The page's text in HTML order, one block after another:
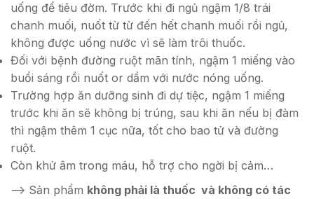
uống để tiêu đờm. Trước khi đi ngủ ngậm 1/8 trái
chanh muối, nuốt từ từ đến hết chanh muối rồi ngủ,
không được uống nước vì sẽ làm trôi thuốc.
Đối với bệnh đường ruột mãn tính, ngậm 1 miếng vào
buổi sáng rồi nuốt or dầm với nước nóng uống.
Trường hợp ăn dưỡng sinh đi dự tiệc, ngậm 1 miếng
trước khi ăn sẽ không bị trúng, sau khi ăn nếu bị đàm
thì ngậm thêm 1 cục nữa, tốt cho bao tử và đường
ruột.
Còn khử âm trong máu, hỗ trợ cho ngời bị cảm…
–> Sản phẩm không phải là thuốc và không có tác